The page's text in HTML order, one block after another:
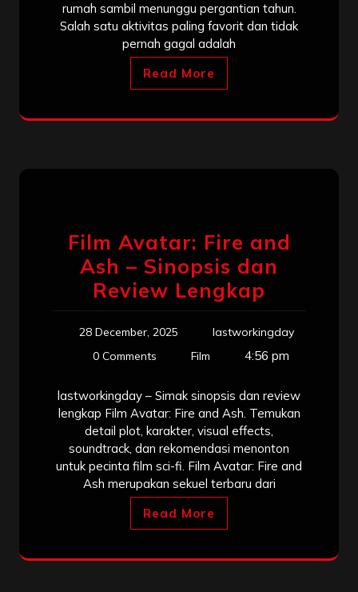
rumah sambil menunggu pergantian tahun.
Salah satu aktivitas paling favorit dan tidak
pernah gagal adalah
Read More
Film Avatar: Fire and
Ash – Sinopsis dan
Review Lengkap
28 December, 2025
lastworkingday
0 Comments
Film 4:56 pm
lastworkingday – Simak sinopsis dan review
lengkap Film Avatar: Fire and Ash. Temukan
detail plot, karakter, visual effects,
soundtrack, dan rekomendasi menonton
untuk pecinta film sci-fi. Film Avatar: Fire and
Ash merupakan sekuel terbaru dari
Read More